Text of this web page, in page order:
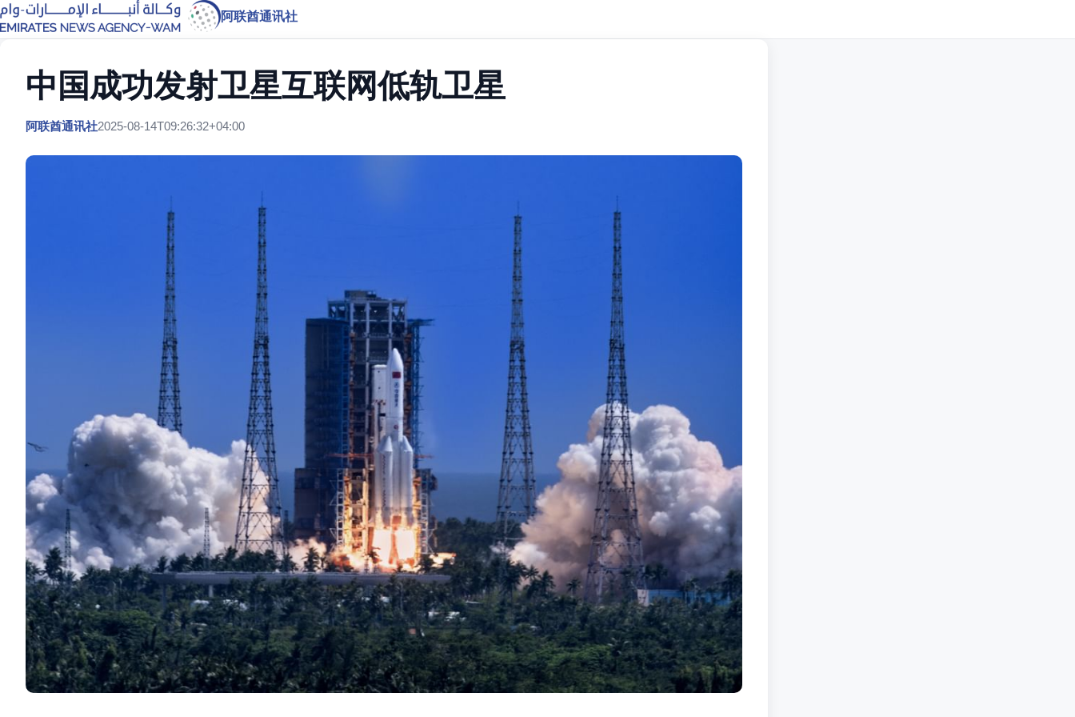
阿联酋通讯社
中国成功发射卫星互联网低轨卫星
阿联酋通讯社2025-08-14T09:26:32+04:00